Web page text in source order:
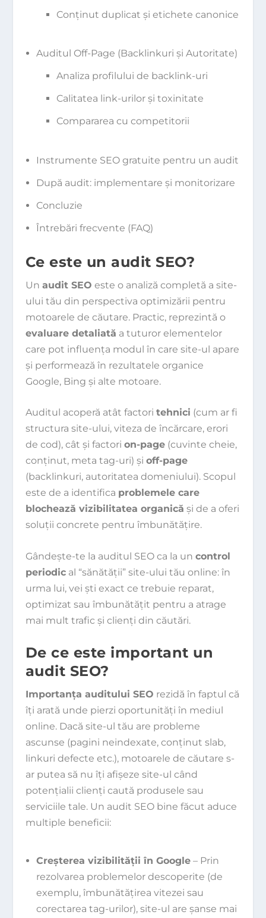
Conținut duplicat și etichete canonice
Auditul Off-Page (Backlinkuri și Autoritate)
Analiza profilului de backlink-uri
Calitatea link-urilor și toxinitate
Compararea cu competitorii
Instrumente SEO gratuite pentru un audit
După audit: implementare și monitorizare
Concluzie
Întrebări frecvente (FAQ)
Ce este un audit SEO?
Un audit SEO este o analiză completă a site-
ului tău din perspectiva optimizării pentru
motoarele de căutare. Practic, reprezintă o
evaluare detaliată a tuturor elementelor
care pot influența modul în care site-ul apare
și performează în rezultatele organice
Google, Bing și alte motoare.
Auditul acoperă atât factori tehnici (cum ar fi
structura site-ului, viteza de încărcare, erori
de cod), cât și factori on-page(cuvinte cheie,
conținut, meta tag-uri) și off-page
(backlinkuri, autoritatea domeniului). Scopul
este de a identifica problemele care
blochează vizibilitatea organică și de a oferi
soluții concrete pentru îmbunătățire.
Gândește-te la auditul SEO ca la un control
periodical “sănătății” site-ului tău online: în
urma lui, vei ști exact ce trebuie reparat,
optimizat sau îmbunătățit pentru a atrage
mai mult trafic și clienți din căutări.
De ce este important un
audit SEO?
Importanța auditului SEO rezidă în faptul că
îți arată unde pierzi oportunități în mediul
online. Dacă site-ul tău are probleme
ascunse (pagini neindexate, conținut slab,
linkuri defecte etc.), motoarele de căutare s-
ar putea să nu îți afișeze site-ul când
potențialii clienți caută produsele sau
serviciile tale. Un audit SEO bine făcut aduce
multiple beneficii:
Creșterea vizibilității în Google– Prin
rezolvarea problemelor descoperite (de
exemplu, îmbunătățirea vitezei sau
corectarea tag-urilor), site-ul are șanse mai